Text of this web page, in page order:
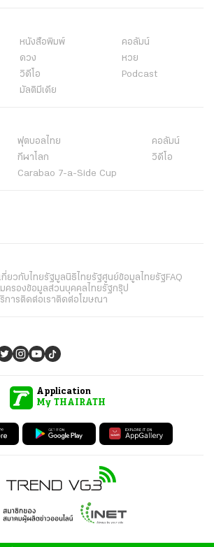
หนังสือพิมพ์
คอลัมน์
ดวง
หวย
วิดีโอ
Podcast
มัลติมีเดีย
ฟุตบอลไทย
คอลัมน์
กีฬาโลก
วิดีโอ
Carabao 7-a-Side Cup
เกี่ยวกับไทยรัฐมูลนิธิไทยรัฐศูนย์ข้อมูลไทยรัฐFAQ
ครองข้อมูลส่วนบุคคลไทยรัฐกรุ๊ป
การติดต่อเราติดต่อโฆษณา
Application
My THAIRATH